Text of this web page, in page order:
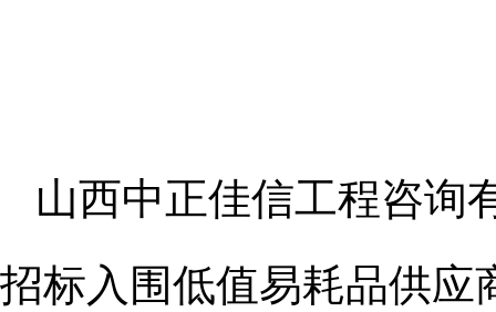
山西中正佳信工程咨询
招标入围低值易耗品供应